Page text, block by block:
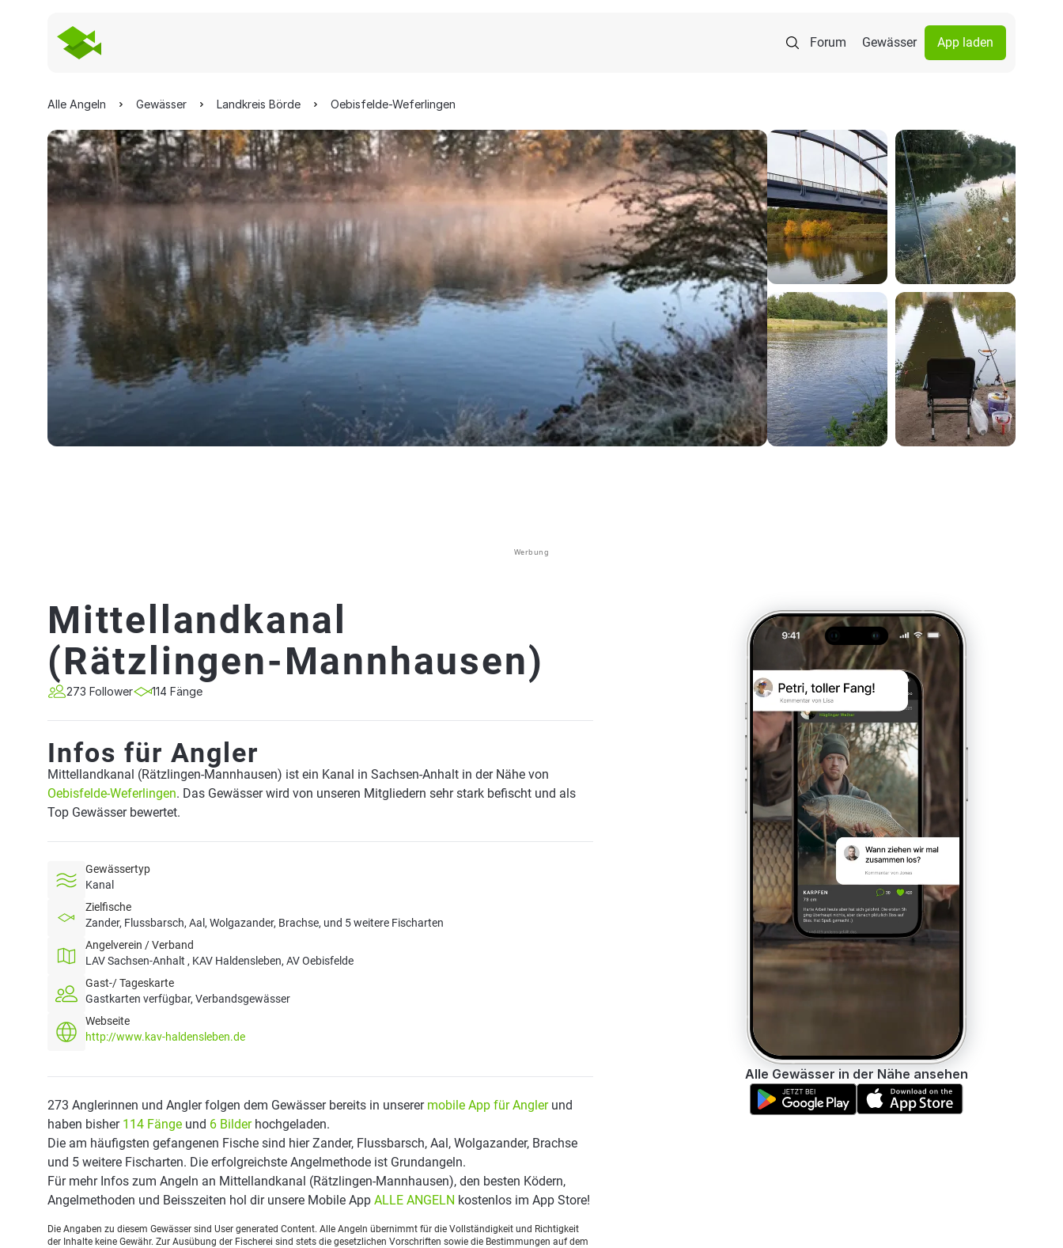
Forum Gewässer App laden
Alle Angeln Gewässer Landkreis Börde Oebisfelde-Weferlingen
Werbung
Mittellandkanal
(Rätzlingen-Mannhausen)
273 Follower 114 Fänge
Infos für Angler
Mittellandkanal (Rätzlingen-Mannhausen) ist ein Kanal in Sachsen-Anhalt in der Nähe von
Oebisfelde-Weferlingen. Das Gewässer wird von unseren Mitgliedern sehr stark befischt und als
Top Gewässer bewertet.
Gewässertyp
Kanal
Zielfische
Zander, Flussbarsch, Aal, Wolgazander, Brachse, und 5 weitere Fischarten
Angelverein / Verband
LAV Sachsen-Anhalt , KAV Haldensleben, AV Oebisfelde
Gast-/ Tageskarte
Gastkarten verfügbar, Verbandsgewässer
Webseite
http://www.kav-haldensleben.de
273 Anglerinnen und Angler folgen dem Gewässer bereits in unserer mobile App für Anglerund
haben bisher 114 Fänge und 6 Bilderhochgeladen.
Die am häufigsten gefangenen Fische sind hier Zander, Flussbarsch, Aal, Wolgazander, Brachse
und 5 weitere Fischarten. Die erfolgreichste Angelmethode ist Grundangeln.
Für mehr Infos zum Angeln an Mittellandkanal (Rätzlingen-Mannhausen), den besten Ködern,
Angelmethoden und Beisszeiten hol dir unsere Mobile App ALLE ANGELN kostenlos im App Store!
Die Angaben zu diesem Gewässer sind User generated Content. Alle Angeln übernimmt für die Vollständigkeit und Richtigkeit
der Inhalte keine Gewähr. Zur Ausübung der Fischerei sind stets die gesetzlichen Vorschriften sowie die Bestimmungen auf dem
Alle Gewässer in der Nähe ansehen